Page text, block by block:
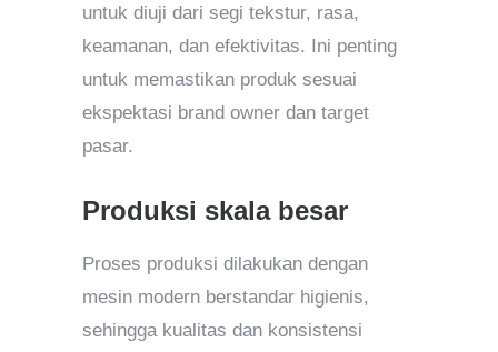
untuk diuji dari segi tekstur, rasa,
keamanan, dan efektivitas. Ini penting
untuk memastikan produk sesuai
ekspektasi brand owner dan target
pasar.
Produksi skala besar
Proses produksi dilakukan dengan
mesin modern berstandar higienis,
sehingga kualitas dan konsistensi